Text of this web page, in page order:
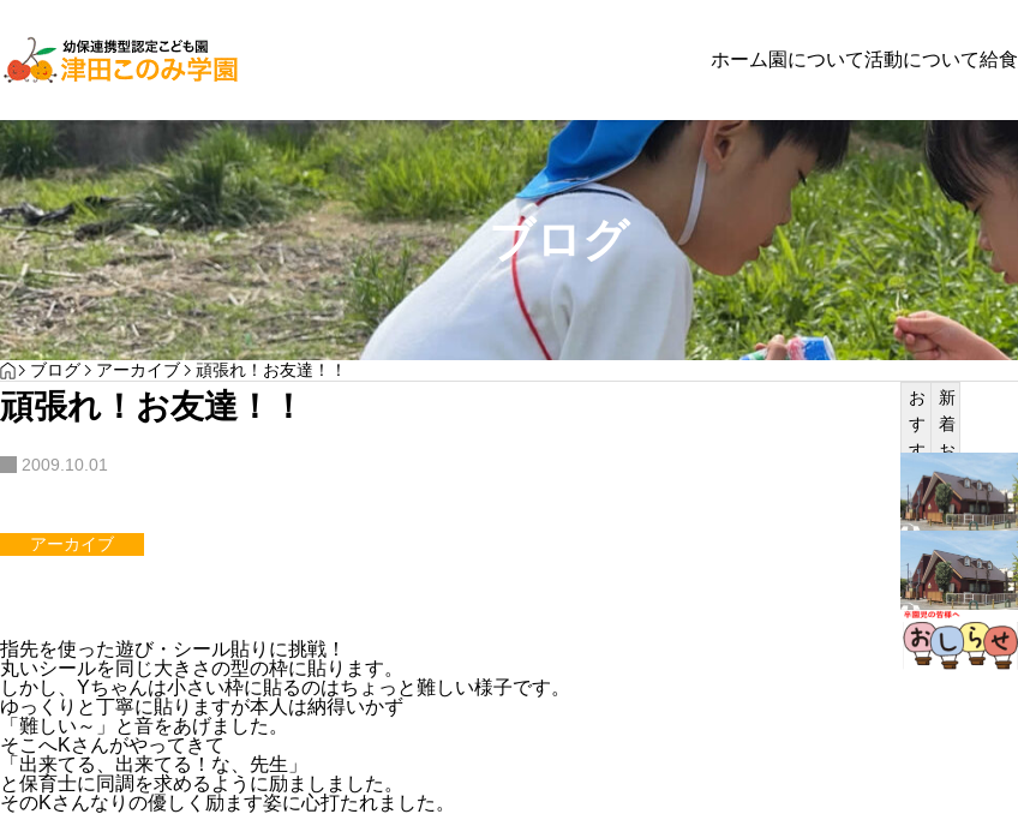
ホーム 園について活動について給食
子育て支援
わんぱく通信7月号
園児募集
２０２７年入園検討者向けの方へのお知らせ
子育て支援
体験保育参加者募集
YOGA
サンプルテキスト。サンプルテキスト。
PILATES
サンプルテキスト。サンプルテキスト。
ブログ
HOME
ブログ アーカイブ 頑張れ！お友達！！
頑張れ！お友達！！
2009.10.01
アーカイブ
指先を使った遊び・シール貼りに挑戦！
丸いシールを同じ大きさの型の枠に貼ります。
しかし、Yちゃんは小さい枠に貼るのはちょっと難しい様子です。
ゆっくりと丁寧に貼りますが本人は納得いかず
「難しい～」と音をあげました。
そこへKさんがやってきて
「出来てる、出来てる！な、先生」
と保育士に同調を求めるように励ましました。
そのKさんなりの優しく励ます姿に心打たれました。
お
す
す
め
記
事
新
着
お
知
ら
せ